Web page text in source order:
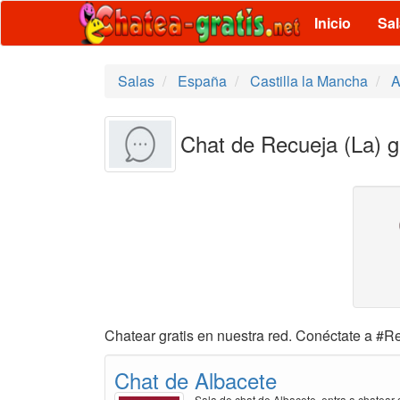
Inicio
Salas España Castilla la Mancha
Chat de Recueja (La)
Chatear gratis en nuestra red. Conéctate a
Chat de Albacete